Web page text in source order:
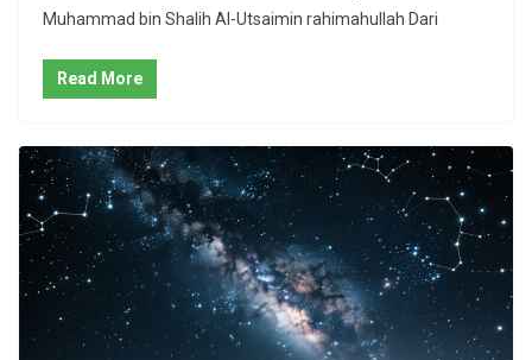
Muhammad bin Shalih Al-Utsaimin rahimahullah Dari
Read More